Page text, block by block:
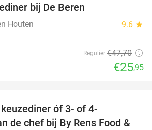
bij De Beren
Houten 9.6 star
Regulier €47,70
€25,95
óf 3- of 4-
de chef bij By Rens Food &